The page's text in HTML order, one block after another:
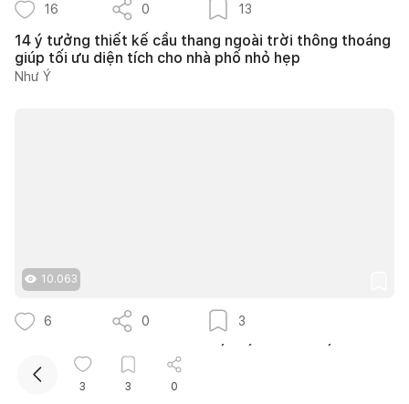
16 0 13
14 ý tưởng thiết kế cầu thang ngoài trời thông thoáng
giúp tối ưu diện tích cho nhà phố nhỏ hẹp
Như Ý
10.063
6 0 3
Căn hộ The Infiniti 175m2 thiết kế hiện đại kết hợp
nghệ thuật Modern Art đầy cảm xúc
139DESIGN3 3 0